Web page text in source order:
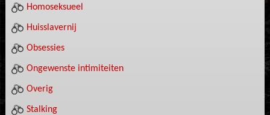
Homoseksueel
Huisslavernij
Obsessies
Ongewenste intimiteiten
Overig
Stalking